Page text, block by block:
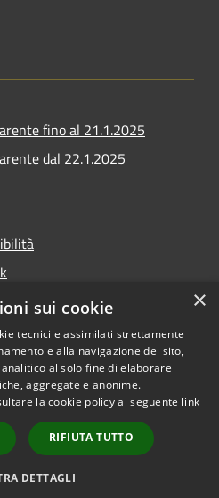
fino al 21.1.2025
dal 22.1.2025
Copyright © 2020 •
Comune di Scarlino •
Powered byMunicipium
Accesso redazione
×
sui cookie
tecnici e assimilati strettamente
e alla navigazione del sito,
al solo fine di elaborare
aggregate e anonime.
la cookie policy al seguente link
RIFIUTA TUTTO
DETTAGLI